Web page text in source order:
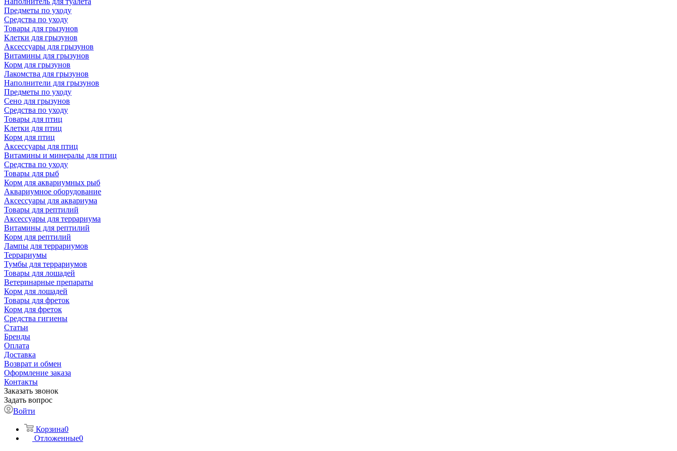
Предметы по уходу
Средства по уходу
Товары для грызунов
Клетки для грызунов
Аксессуары для грызунов
Витамины для грызунов
Корм для грызунов
Лакомства для грызунов
Наполнители для грызунов
Предметы по уходу
Сено для грызунов
Средства по уходу
Товары для птиц
Клетки для птиц
Корм для птиц
Аксессуары для птиц
Витамины и минералы для птиц
Средства по уходу
Товары для рыб
Корм для аквариумных рыб
Аквариумное оборудование
Аксессуары для аквариума
Товары для рептилий
Аксессуары для террариума
Витамины для рептилий
Корм для рептилий
Лампы для террариумов
Террариумы
Тумбы для террариумов
Товары для лошадей
Ветеринарные препараты
Корм для лошадей
Товары для фреток
Корм для фреток
Средства гигиены
Статьи
Бренды
Оплата
Доставка
Возврат и обмен
Оформление заказа
Контакты
Заказать звонок
Задать вопрос
Войти
Корзина0
Отложенные0